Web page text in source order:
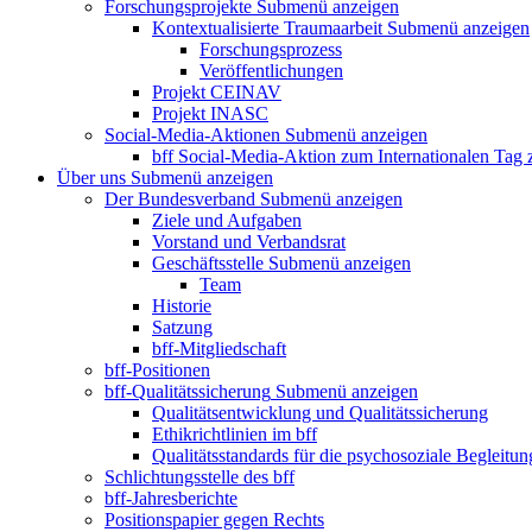
Forschungsprojekte Submenü anzeigen
Kontextualisierte Traumaarbeit Submenü anzeigen
Forschungsprozess
Veröffentlichungen
Projekt CEINAV
Projekt INASC
Social-Media-Aktionen Submenü anzeigen
bff Social-Media-Aktion zum Internationalen Tag
Über uns Submenü anzeigen
Der Bundesverband Submenü anzeigen
Ziele und Aufgaben
Vorstand und Verbandsrat
Geschäftsstelle Submenü anzeigen
Team
Historie
Satzung
bff-Mitgliedschaft
bff-Positionen
bff-Qualitätssicherung Submenü anzeigen
Qualitätsentwicklung und Qualitätssicherung
Ethikrichtlinien im bff
Qualitätsstandards für die psychosoziale
Schlichtungsstelle des bff
bff-Jahresberichte
Positionspapier gegen Rechts